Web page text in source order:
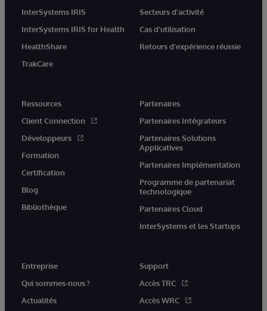
InterSystems IRIS
InterSystems IRIS for Health
HealthShare
TrakCare
Secteurs d'activité
Cas d'utilisation
Retours d'expérience réussie
Ressources
Client Connection
Développeurs
Formation
Certification
Blog
Bibliothèque
Partenaires
Partenaires Intégrateurs
Partenaires Solutions
Applicatives
Partenaires Implémentation
Programme de partenariat
technologique
Partenaires Cloud
InterSystems et les Startups
Entreprise
Qui sommes-nous ?
Actualités
Support
Accès TRC
Accès WRC